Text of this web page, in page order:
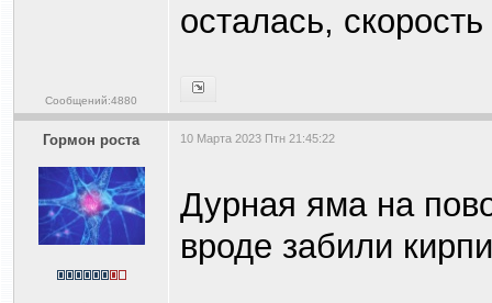
Сообщений:4880
осталась,
Гормон роста 10 Марта 2023 Птн 21:45:22
Дурная яма на
вроде забили